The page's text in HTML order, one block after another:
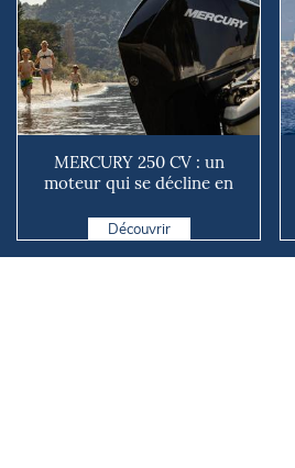
MERCURY 250 CV : un
moteur qui se décline en
Découvrir